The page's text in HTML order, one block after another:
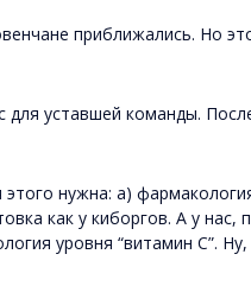
приближались. Но
уставшей команды.
нужна: а)
как у киборгов. А у нас,
уровня “витамин С”.